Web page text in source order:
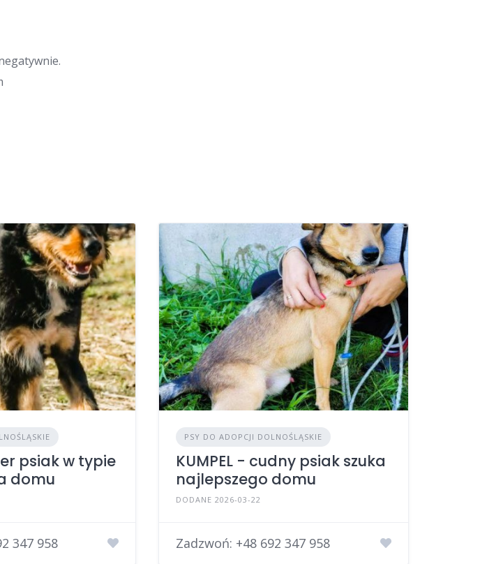
psiak w typie
domu
347 958
PSY DO ADOPCJI DOLNOŚLĄSKIE
KUMPEL - cudny psiak szuka
najlepszego domu
DODANE 2026-03-22
Zadzwoń: +48 692 347 958